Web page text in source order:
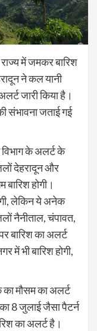
में जमकर बारिश
ने कल यानी
जारी किया है।
संभावना जताई गई
के अलर्ट के
देहरादून और
होगी।
लेकिन ये अनेक
नैनीताल, चंपावत,
बारिश का अलर्ट
में भी बारिश होगी,
मौसम का अलर्ट
8 जुलाई जैसा पैटर्न
का अलर्ट है।